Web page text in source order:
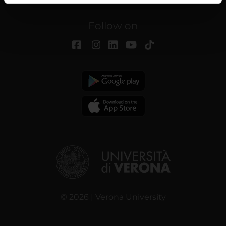
con altre informazioni che hai fornito loro o che hanno
Follow on
© 2026 | Verona University